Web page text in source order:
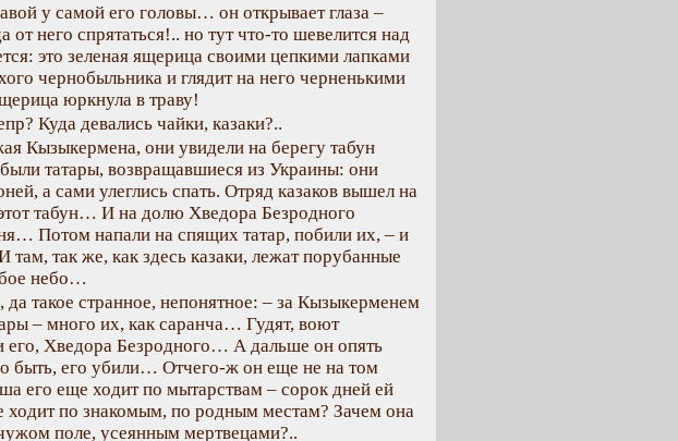
у самой его головы… он открывает глаза –
от него спрятаться!.. но тут что-то шевелится над
это зеленая ящерица своими цепкими лапками
чернобыльника и глядит на него черненькими
юркнула в траву!
Куда девались чайки, казаки?..
Кызыкермена, они увидели на берегу табун
татары, возвращавшиеся из Украины: они
а сами улеглись спать. Отряд казаков вышел на
табун… И на долю Хведора Безродного
Потом напали на спящих татар, побили их, – и
так же, как здесь казаки, лежат порубанные
небо…
такое странное, непонятное: – за Кызыкерменем
– много их, как саранча… Гудят, воют
Хведора Безродного… А дальше он опять
быть, его убили… Отчего-ж он еще не на том
его еще ходит по мытарствам – сорок дней ей
по знакомым, по родным местам? Зачем она
поле, усеянным мертвецами?..